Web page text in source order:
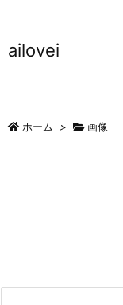
ailovei
ホーム > 画像